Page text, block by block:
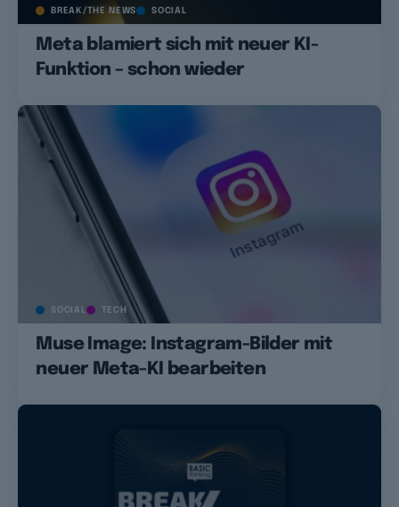
BREAK/THE NEWS SOCIAL
Meta blamiert sich mit neuer KI-
Funktion – schon wieder
SOCIAL TECH
Muse Image: Instagram-Bilder mit
neuer Meta-KI bearbeiten